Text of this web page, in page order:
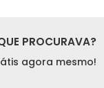
PROCURAVA?
agora mesmo!